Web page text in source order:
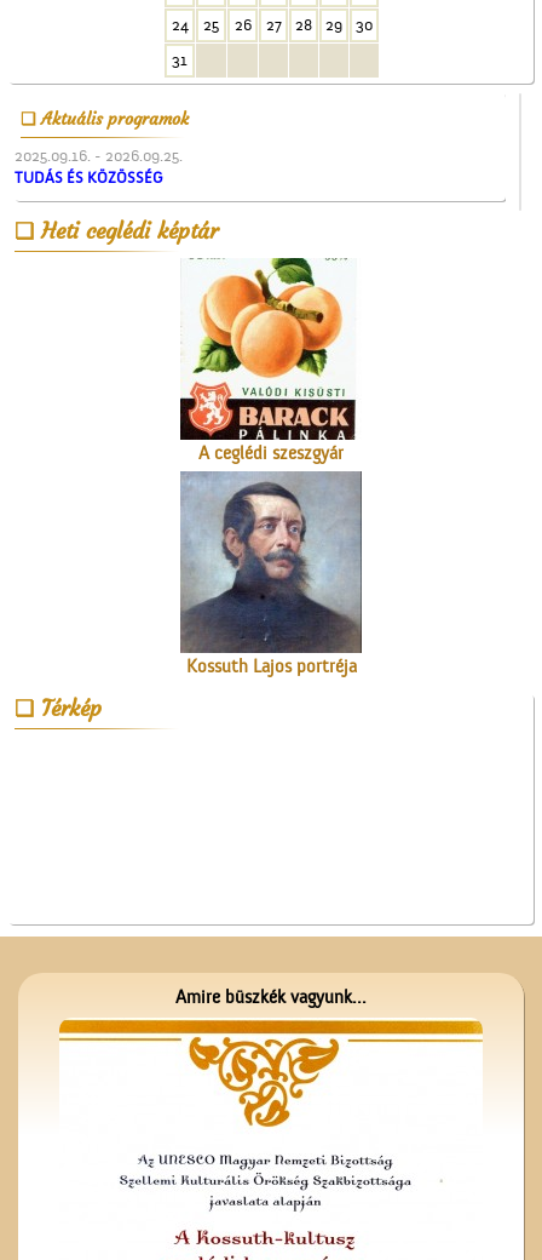
24
25 26 27 28 29
30
31
Aktuális programok
2025.09.16. - 2026.09.25.
TUDÁS ÉS KÖZÖSSÉG
Heti ceglédi képtár
A Ceglédi Beszerzési
A ceglédi molnárok, a
liszt és a szédelgő
feldicsérés
A ceglédi szeszgyár
Kossuth Lajos portréja
Magyar írók országjárása
Térkép
Amire büszkék vagyunk...